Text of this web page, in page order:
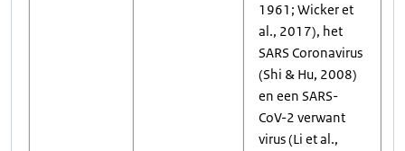
1961; Wicker et
al., 2017), het
SARS Coronavirus
(Shi & Hu, 2008)
en een SARS-
CoV-2 verwant
virus (Li et al.,